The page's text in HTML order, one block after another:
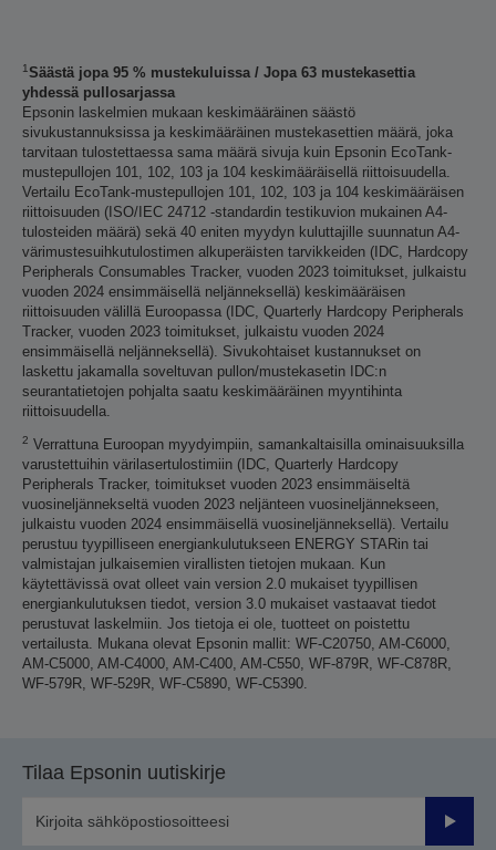
1Säästä jopa 95 % mustekuluissa / Jopa 63 mustekasettia
yhdessä pullosarjassa
Epsonin laskelmien mukaan keskimääräinen säästö
sivukustannuksissa ja keskimääräinen mustekasettien määrä, joka
tarvitaan tulostettaessa sama määrä sivuja kuin Epsonin EcoTank-
mustepullojen 101, 102, 103 ja 104 keskimääräisellä riittoisuudella.
Vertailu EcoTank-mustepullojen 101, 102, 103 ja 104 keskimääräisen
riittoisuuden (ISO/IEC 24712 -standardin testikuvion mukainen A4-
tulosteiden määrä) sekä 40 eniten myydyn kuluttajille suunnatun A4-
värimustesuihkutulostimen alkuperäisten tarvikkeiden (IDC, Hardcopy
Peripherals Consumables Tracker, vuoden 2023 toimitukset, julkaistu
vuoden 2024 ensimmäisellä neljänneksellä) keskimääräisen
riittoisuuden välillä Euroopassa (IDC, Quarterly Hardcopy Peripherals
Tracker, vuoden 2023 toimitukset, julkaistu vuoden 2024
ensimmäisellä neljänneksellä). Sivukohtaiset kustannukset on
laskettu jakamalla soveltuvan pullon/mustekasetin IDC:n
seurantatietojen pohjalta saatu keskimääräinen myyntihinta
riittoisuudella.
2 Verrattuna Euroopan myydyimpiin, samankaltaisilla ominaisuuksilla
varustettuihin värilasertulostimiin (IDC, Quarterly Hardcopy
Peripherals Tracker, toimitukset vuoden 2023 ensimmäiseltä
vuosineljännekseltä vuoden 2023 neljänteen vuosineljännekseen,
julkaistu vuoden 2024 ensimmäisellä vuosineljänneksellä). Vertailu
perustuu tyypilliseen energiankulutukseen ENERGY STARin tai
valmistajan julkaisemien virallisten tietojen mukaan. Kun
käytettävissä ovat olleet vain version 2.0 mukaiset tyypillisen
energiankulutuksen tiedot, version 3.0 mukaiset vastaavat tiedot
perustuvat laskelmiin. Jos tietoja ei ole, tuotteet on poistettu
vertailusta. Mukana olevat Epsonin mallit: WF-C20750, AM-C6000,
AM-C5000, AM-C4000, AM-C400, AM-C550, WF-879R, WF-C878R,
WF-579R, WF-529R, WF-C5890, WF-C5390.
Tilaa Epsonin uutiskirje
Lähetä